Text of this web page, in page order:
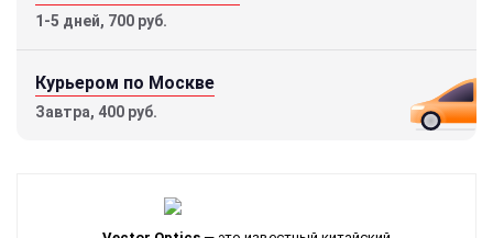
1-5 дней, 700 руб.
Курьером по Москве
Завтра, 400 руб.